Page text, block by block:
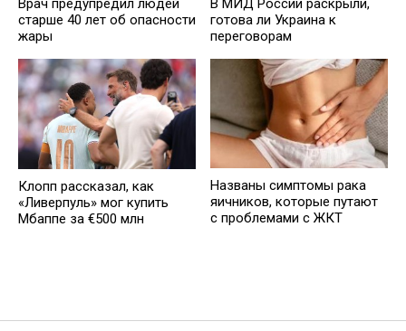
Врач предупредил людей
старше 40 лет об опасности
жары
В МИД России раскрыли,
готова ли Украина к
переговорам
Клопп рассказал, как
«Ливерпуль» мог купить
Мбаппе за €500 млн
Названы симптомы рака
яичников, которые путают
с проблемами с ЖКТ